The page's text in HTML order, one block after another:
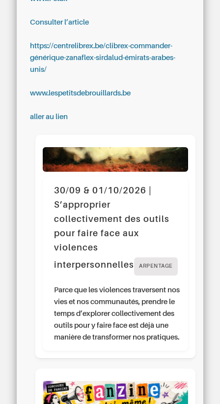
Consulter l’article
https://centrelibrex.be/clibrex-commander-
générique-zanaflex-sirdalud-émirats-arabes-
unis/
www.lespetitsdebrouillards.be
aller au lien
30/09 & 01/10/2026 |
S’approprier
collectivement des outils
pour faire face aux
violences
interpersonnelles
ARPENTAGE
Parce que les violences traversent nos
vies et nos communautés, prendre le
temps d’explorer collectivement des
outils pour y faire face est déjà une
manière de transformer nos pratiques.